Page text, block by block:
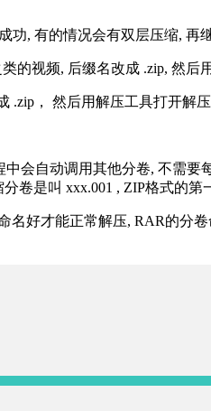
功, 有的情况会有双层压缩, 再
的视频, 后缀名改成 .zip, 然后
.zip， 然后用解压工具打开
会自动调用其他分卷, 不需
卷是叫 xxx.001 , ZIP格式的
好才能正常解压, RAR的分卷